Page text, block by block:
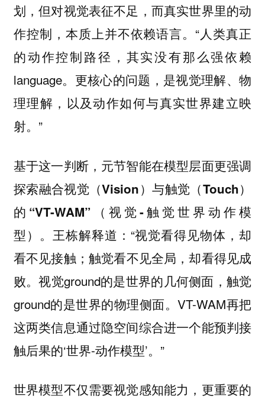
划，但对视觉表征不足，而真实世界里的动
作控制，本质上并不依赖语言。“人类真正
的动作控制路径，其实没有那么强依赖
language。更核心的问题，是视觉理解、物
理理解，以及动作如何与真实世界建立映
射。”
基于这一判断，元节智能在模型层面更强调
探索融合视觉（Vision）与触觉（Touch）
的“VT-WAM”（视觉-触觉世界动作模
型）。 王栋解释道：“视觉看得见物体，却
看不见接触；触觉看不见全局，却看得见成
败。视觉ground的是世界的几何侧面，触觉
ground的是世界的物理侧面。VT-WAM再把
这两类信息通过隐空间综合进一个能预判接
触后果的‘世界-动作模型’。”
世界模型不仅需要视觉感知能力，更重要的